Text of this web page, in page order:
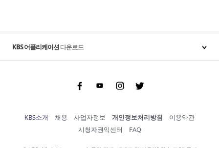
KBS 어플리케이션다운로드
FacebookYoutubeInstgram Twitter
KBS소개 채용 사업자정보 개인정보처리방침
이용약관
시청자권익센터
FAQ